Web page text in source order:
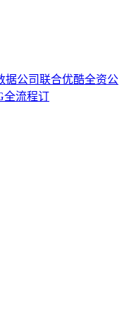
据公司联合优酷全资公
全流程订